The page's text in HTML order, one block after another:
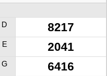
D 8217
E 2041
G 6416